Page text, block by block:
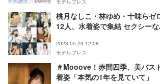
モデルプレス
桃月なしこ・林ゆめ・十味らゼ
12人、水着姿で集結 セクシー
2023.05.29 12:08
モデルプレス
＃Mooove！赤間四季、美バス
着姿「本気の1年を見ていて」